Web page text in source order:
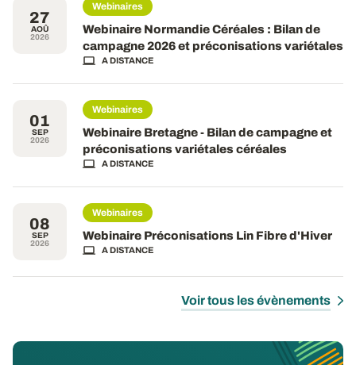
27
AOÛ
2026
Webinaires
Webinaire Normandie Céréales : Bilan de
campagne 2026 et préconisations variétales
A DISTANCE
01
SEP
2026
Webinaires
Webinaire Bretagne - Bilan de campagne et
préconisations variétales céréales
A DISTANCE
08
SEP
2026
Webinaires
Webinaire Préconisations Lin Fibre d'Hiver
A DISTANCE
Voir tous les évènements